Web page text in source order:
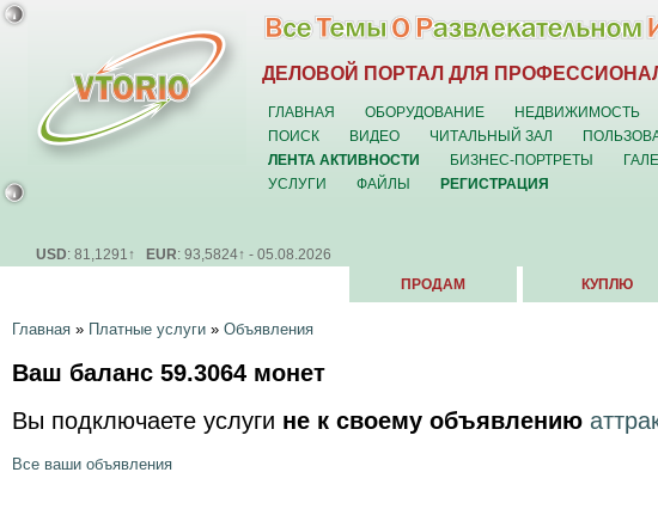
ДЕЛОВОЙ ПОРТАЛ ДЛЯ
ГЛАВНАЯ ОБОРУДОВАНИЕ НЕДВИЖИМОСТЬ
ПОИСК
ВИДЕО ЧИТАЛЬНЫЙ ЗАЛ
ЛЕНТА АКТИВНОСТИ
БИЗНЕС-ПОРТРЕТЫ
УСЛУГИ
ФАЙЛЫ РЕГИСТРАЦИЯ
USD: 81,1291↑ EUR: 93,5824↑ - 05.08.2026
ПРОДАМ КУПЛЮ
Главная » Платные услуги » Объявления
Ваш баланс 59.3064 монет
Вы подключаете услуги не к своему объявлению
Все ваши объявления